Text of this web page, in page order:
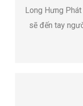
Long Hưng
sẽ đến tay